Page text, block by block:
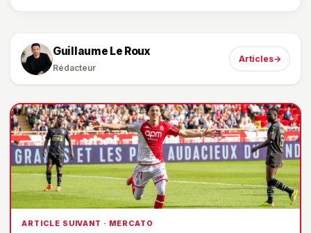
Guillaume Le Roux
Rédacteur
Articles→
ARTICLE SUIVANT · MERCATO